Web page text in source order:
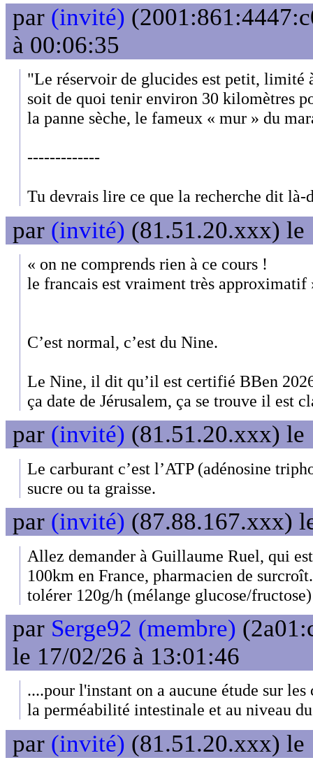
par (invité)
à 00:06:35
"Le réservoir de glucides est petit, limité
soit de quoi tenir environ 30 kilomètres
la panne sèche, le fameux « mur » du
-------------
Tu devrais lire ce que la recherche dit là-
par (invité) (81.51.20.xxx) le
« on ne comprends rien à ce cours !
le francais est vraiment très approximatif
C’est normal, c’est du Nine.
Le Nine, il dit qu’il est certifié BBen
ça date de Jérusalem, ça se trouve il est
par (invité) (81.51.20.xxx) le
Le carburant c’est l’ATP (adénosine
sucre ou ta graisse.
par (invité) (87.88.167.xxx)
Allez demander à Guillaume Ruel, qui
100km en France, pharmacien de
tolérer 120g/h (mélange glucose/
par Serge92 (membre)
le 17/02/26 à 13:01:46
....pour l'instant on a aucune étude sur les
la perméabilité intestinale et au niveau
par (invité) (81.51.20.xxx) le